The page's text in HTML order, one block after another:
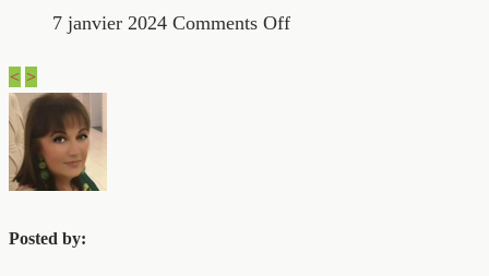
7 janvier 2024 Comments Off
< >
Posted by: